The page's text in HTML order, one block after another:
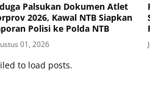
Palsukan Dokumen Atlet
2026, Kawal NTB Siapkan
Polisi ke Polda NTB
01, 2026
to load posts.